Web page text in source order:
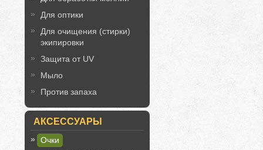
Для оптики
Для очищения (стирки)
экипировки
Защита от UV
Мыло
Против запаха
АКСЕССУАРЫ
Очки